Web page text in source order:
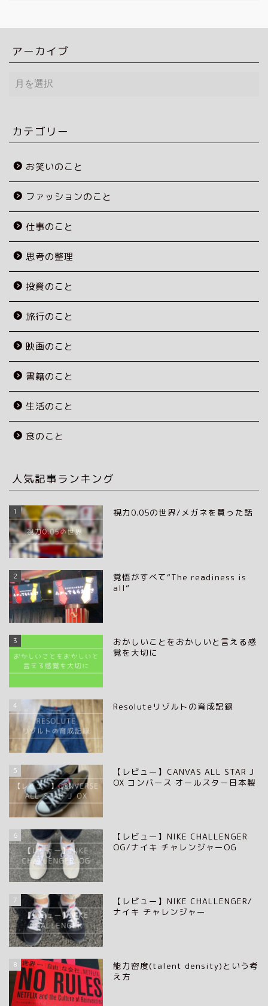
アーカイブ
ア
ー
ブ
カテゴリー
お笑いのこと
ファッションのこと
仕事のこと
思考の整理
投資のこと
旅行のこと
映画のこと
書籍のこと
生活のこと
食のこと
人気記事ランキング
1 視力0.05の世界/メガネを買った話
2
覚悟がすべて“The readiness is
all”
3
おかしいことをおかしいと言える感
覚を大切に
4 Resoluteリゾルトの育成記録
5
【レビュー】CANVAS ALL STAR J
OX コンバース オールスター日本製
6
【レビュー】NIKE CHALLENGER
OG/ナイキ チャレンジャーOG
7
【レビュー】NIKE CHALLENGER/
ナイキ チャレンジャー
8
能力密度(talent density)という考
え方